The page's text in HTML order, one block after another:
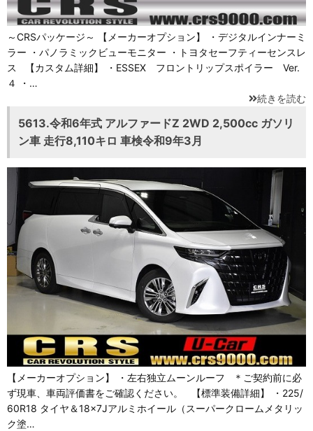
～CRSパッケージ～ 【メーカーオプション】 ・デジタルインナーミ
ラー ・パノラミックビューモニター ・トヨタセーフティーセンスレ
ス 【カスタム詳細】 ・ESSEX フロントリップスポイラー Ver.
４ ・…
続きを読む
5613.令和6年式 アルファードZ 2WD 2,500cc ガソリ
ン車 走行8,110キロ 車検令和9年3月
【メーカーオプション】 ・左右独立ムーンルーフ ＊ご契約前に必
ず現車、車両評価書をご確認ください。 【標準装備詳細】 ・225/
60R18 タイヤ＆18×7Jアルミホイール（スーパークロームメタリッ
ク塗…